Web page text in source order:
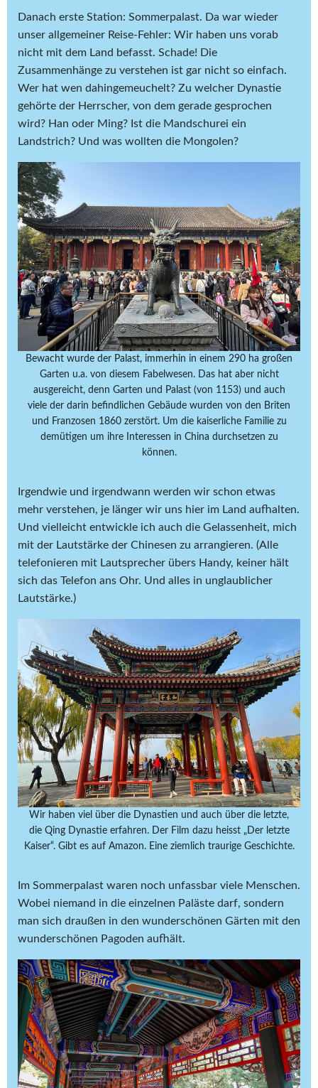
Danach erste Station: Sommerpalast. Da war wieder
unser allgemeiner Reise-Fehler: Wir haben uns vorab
nicht mit dem Land befasst. Schade! Die
Zusammenhänge zu verstehen ist gar nicht so einfach.
Wer hat wen dahingemeuchelt? Zu welcher Dynastie
gehörte der Herrscher, von dem gerade gesprochen
wird? Han oder Ming? Ist die Mandschurei ein
Landstrich? Und was wollten die Mongolen?
Bewacht wurde der Palast, immerhin in einem 290 ha großen
Garten u.a. von diesem Fabelwesen. Das hat aber nicht
ausgereicht, denn Garten und Palast (von 1153) und auch
viele der darin befindlichen Gebäude wurden von den Briten
und Franzosen 1860 zerstört. Um die kaiserliche Familie zu
demütigen um ihre Interessen in China durchsetzen zu
können.
Irgendwie und irgendwann werden wir schon etwas
mehr verstehen, je länger wir uns hier im Land aufhalten.
Und vielleicht entwickle ich auch die Gelassenheit, mich
mit der Lautstärke der Chinesen zu arrangieren. (Alle
telefonieren mit Lautsprecher übers Handy, keiner hält
sich das Telefon ans Ohr. Und alles in unglaublicher
Lautstärke.)
Wir haben viel über die Dynastien und auch über die letzte,
die Qing Dynastie erfahren. Der Film dazu heisst „Der letzte
Kaiser“. Gibt es auf Amazon. Eine ziemlich traurige Geschichte.
Im Sommerpalast waren noch unfassbar viele Menschen.
Wobei niemand in die einzelnen Paläste darf, sondern
man sich draußen in den wunderschönen Gärten mit den
wunderschönen Pagoden aufhält.